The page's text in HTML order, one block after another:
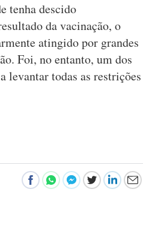
tenha descido
da vacinação, o
atingido por grandes
Foi, no entanto, um dos
levantar todas as restrições